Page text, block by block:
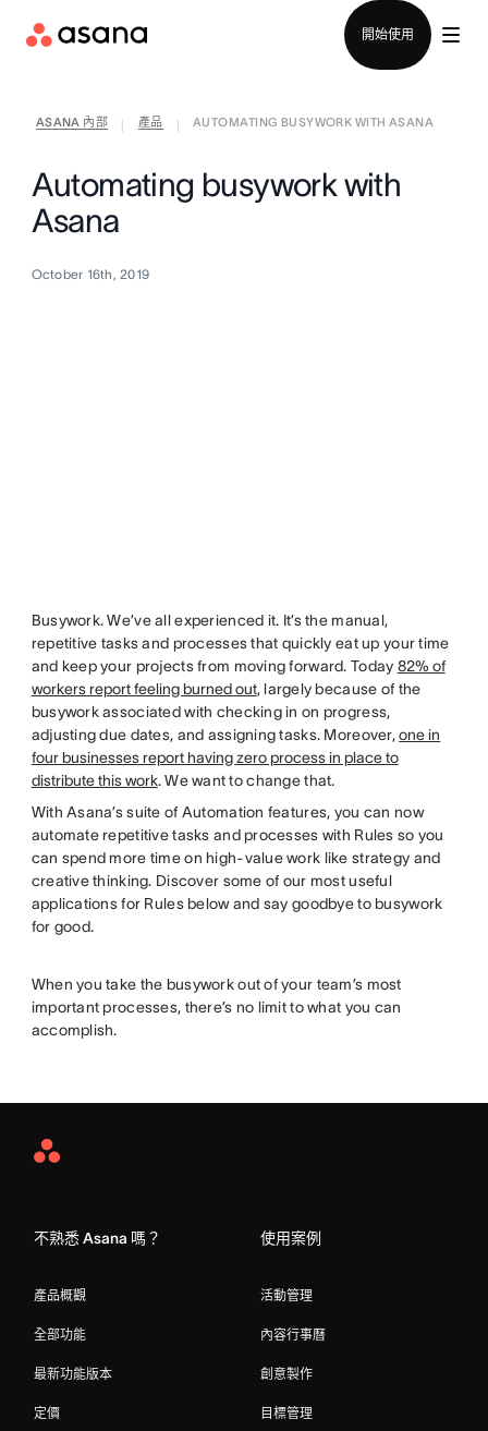
開始使用
ASANA 內部 產品 AUTOMATING BUSYWORK WITH ASANA
Automating busywork with
Asana
October 16th, 2019
Busywork. We’ve all experienced it. It’s the manual,
repetitive tasks and processes that quickly eat up your time
and keep your projects from moving forward. Today 82% of
workers report feeling burned out, largely because of the
busywork associated with checking in on progress,
adjusting due dates, and assigning tasks. Moreover,one in
four businesses report having zero process in place to
distribute this work. We want to change that.
With Asana’s suite of Automation features, you can now
automate repetitive tasks and processes with Rules so you
can spend more time on high-value work like strategy and
creative thinking. Discover some of our most useful
applications for Rules below and say goodbye to busywork
for good.
When you take the busywork out of your team’s most
important processes, there’s no limit to what you can
accomplish.
Asana
不熟悉 Asana 嗎？
產品概觀
全部功能
最新功能版本
定價
使用案例
活動管理
內容行事曆
創意製作
目標管理